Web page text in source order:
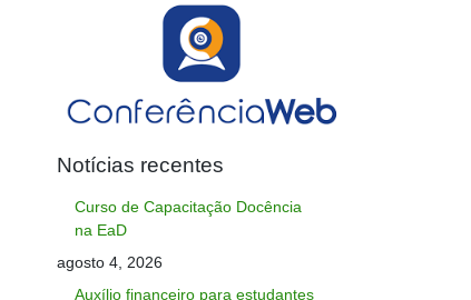
Notícias recentes
Curso de Capacitação Docência
na EaD
agosto 4, 2026
Auxílio financeiro para estudantes